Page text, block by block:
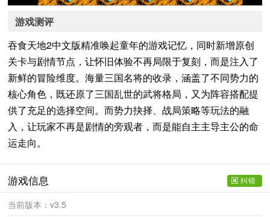
游戏测评
吞食天地2中文版精准唤起童年的游戏记忆，同时新增原创
关卡与剧情节点，让怀旧体验不再局限于复刻，而是注入了
新鲜的冒险维度。海量三国名将的收录，涵盖了不同势力的
核心角色，既还原了三国乱世的武将格局，又为阵容搭配提
供了充足的选择空间。而势力抉择、战局策略等玩法的融
入，让玩家不再是剧情的旁观者，而是能自主主导主公的命
运走向。
游戏信息
当前版本：v3.5
纠错